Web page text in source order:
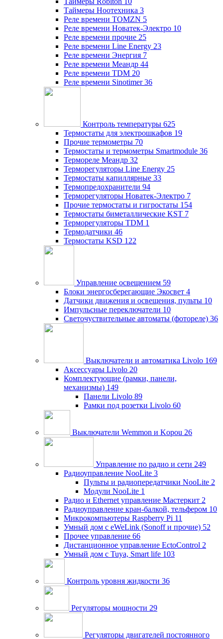
Таймеры Ноотехника 3
Реле времени TOMZN 5
Реле времени Новатек-Электро 10
Реле времени прочие 25
Реле времени Line Energy 23
Реле времени Энергия 7
Реле времени Меандр 44
Реле времени TDM 20
Реле времени Sinotimer 36
Контроль температуры 625
Термостаты для электрошкафов 19
Прочие термометры 70
Термостаты и термометры Smartmodule 36
Термореле Меандр 32
Терморегуляторы Line Energy 25
Термостаты капиллярные 33
Термопредохранители 94
Терморегуляторы Новатек-Электро 7
Прочие термостаты и гигростаты 154
Термостаты биметаллические KST 7
Терморегуляторы TDM 1
Термодатчики 46
Термостаты KSD 122
Управление освещением 59
Блоки энергосберегающие Экосвет 4
Датчики движения и освещения, пульты 10
Импульсные переключатели 10
Светочуствительные автоматы (фотореле) 36
Выключатели и автоматика Livolo 169
Аксессуары Livolo 20
Комплектующие (рамки, панели,
механизмы) 149
Панели Livolo 89
Рамки под розетки Livolo 60
Выключатели Wemmon и Kopou 26
Управление по радио и сети 249
Радиоуправление NooLite 3
Пульты и радиопередатчики NooLite 2
Модули NooLite 1
Радио и Ethernet управление Мастеркит 2
Радиоуправление кран-балкой, тельфером 10
Микрокомпьютеры Raspberry Pi 11
Умный дом c eWeLink (Sonoff и прочие) 52
Прочее управление 66
Дистанционное управление EctoControl 2
Умный дом с Tuya, Smart life 103
Контроль уровня жидкости 36
Регуляторы мощности 29
Регуляторы двигателей постоянного